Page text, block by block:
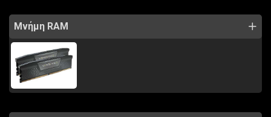
Μνήμη RAM